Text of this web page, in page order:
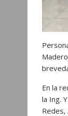
En la
la Ing.
Redes,